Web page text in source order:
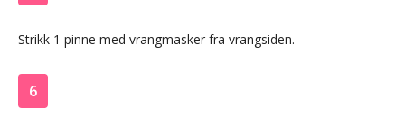
Strikk 1 pinne med vrangmasker fra vrangsiden.
6